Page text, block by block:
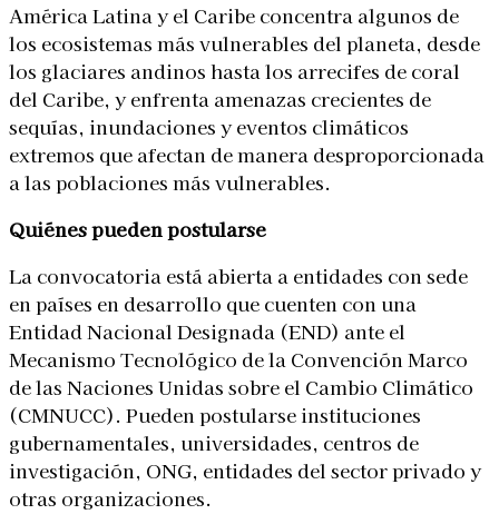
América Latina y el Caribe concentra algunos de
los ecosistemas más vulnerables del planeta, desde
los glaciares andinos hasta los arrecifes de coral
del Caribe, y enfrenta amenazas crecientes de
sequías, inundaciones y eventos climáticos
extremos que afectan de manera desproporcionada
a las poblaciones más vulnerables.
Quiénes pueden postularse
La convocatoria está abierta a entidades con sede
en países en desarrollo que cuenten con una
Entidad Nacional Designada (END) ante el
Mecanismo Tecnológico de la Convención Marco
de las Naciones Unidas sobre el Cambio Climático
(CMNUCC). Pueden postularse instituciones
gubernamentales, universidades, centros de
investigación, ONG, entidades del sector privado y
otras organizaciones.